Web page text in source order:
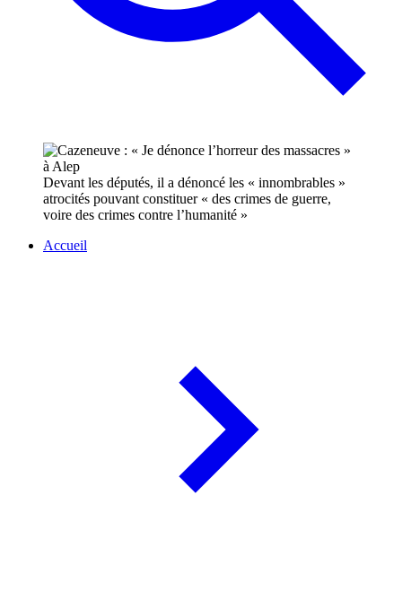
Devant les députés, il a dénoncé les « innombrables »
atrocités pouvant constituer « des crimes de guerre,
voire des crimes contre l’humanité »
Accueil